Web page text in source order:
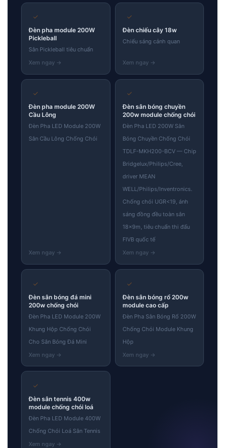
✓
Đèn pha module 200W
Pickleball
Sân Pickleball tiêu chuẩn
✓
Đèn chiếu cây 18w
Chiếu sáng cảnh quan
✓
Đèn pha module 200W
Cầu Lông
Đèn Pha LED Module 200W
Sân Cầu Lông Chống Chói
✓
Đèn sân bóng chuyền
200w module chống chói
Đèn Pha LED 200W Sân
Bóng Chuyền Chống Chói
TDLF-MKH200-BCV — Chip
Bridgelux/Philips/Cree,
driver MEAN
WELL/Philips/Inventronics.
Chống chói UGR<19, ánh
sáng đồng đều toàn sân
18×9m, tiêu chuẩn thi đấu
FIVB quốc tế
✓
Đèn sân bóng đá mini
200w chống chói
Đèn Pha LED Module 200W
Khung Hộp Chống Chói
Cho Sân Bóng Đá Mini
✓
Đèn sân bóng rổ 200w
module cao cấp
Đèn Pha Sân Bóng Rổ 200W
Chống Chói Module Khung
Hộp
✓
Đèn sân tennis 400w
module chống chói loá
Đèn Pha LED Module 400W
Chống Chói Loá Sân Tennis